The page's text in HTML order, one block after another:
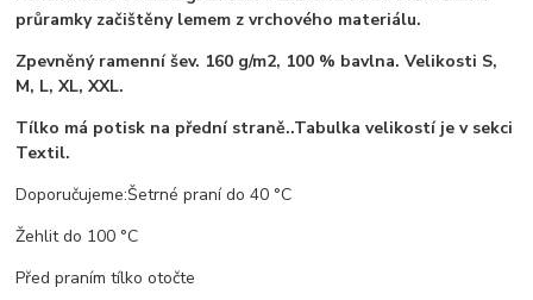
průramky začištěny lemem z vrchového materiálu.
Zpevněný ramenní šev. 160 g/m2, 100 % bavlna. Velikosti S,
M, L, XL, XXL.
Tílko má potisk na přední straně..Tabulka velikostí je v sekci
Textil.
Doporučujeme:Šetrné praní do 40 °C
Žehlit do 100 °C
Před praním tílko otočte